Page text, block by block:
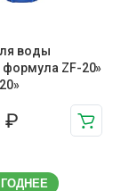
воды
формула ZF-20»
₽